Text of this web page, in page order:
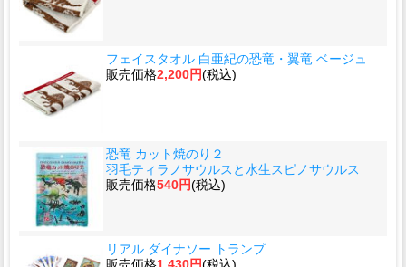
フェイスタオル 白亜紀の恐竜・翼竜 ベージュ
販売価格2,200円(税込)
恐竜 カット焼のり２
羽毛ティラノサウルスと水生スピノサウルス
販売価格540円(税込)
リアル ダイナソー トランプ